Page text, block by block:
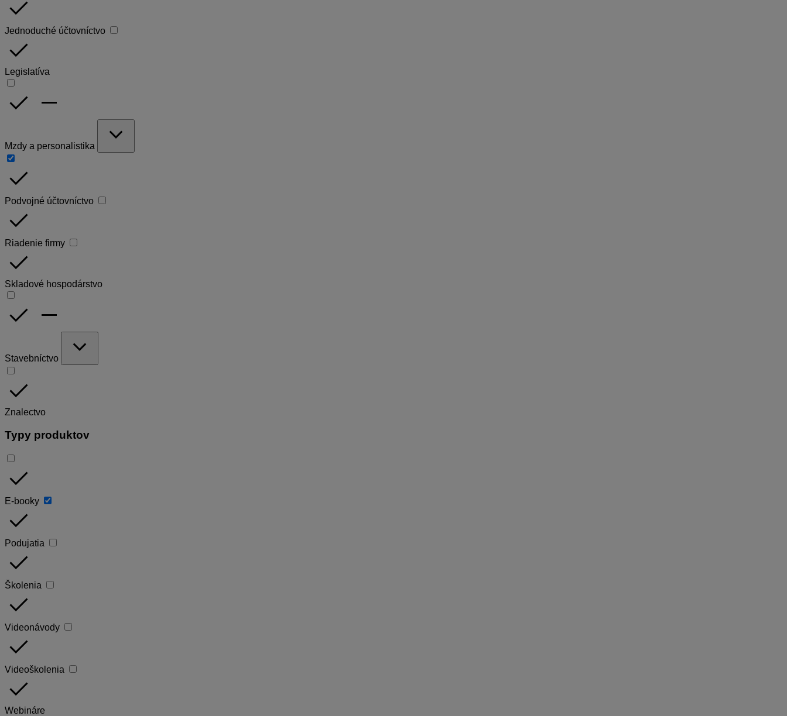
done
Jednoduché účtovníctvo
done
Legislatíva
done remove
Mzdy a personalistika
expand_more
done
Podvojné účtovníctvo
done
Riadenie firmy
done
Skladové hospodárstvo
done remove
Stavebníctvo
expand_more
done
Znalectvo
Typy produktov
done
E-booky
done
Podujatia
done
Školenia
done
Videonávody
done
Videoškolenia
done
Webináre